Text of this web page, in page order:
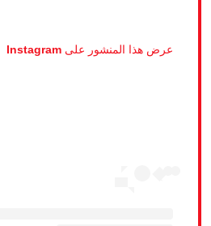
عرض هذا المنشور على Instagram